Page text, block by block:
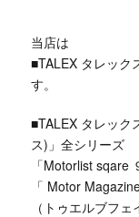
当店は
■TALEX タレック
す。
■TALEX タレック
ス)」全シリーズ
「Motorlist sqare
「 Motor
（トゥエルブフ